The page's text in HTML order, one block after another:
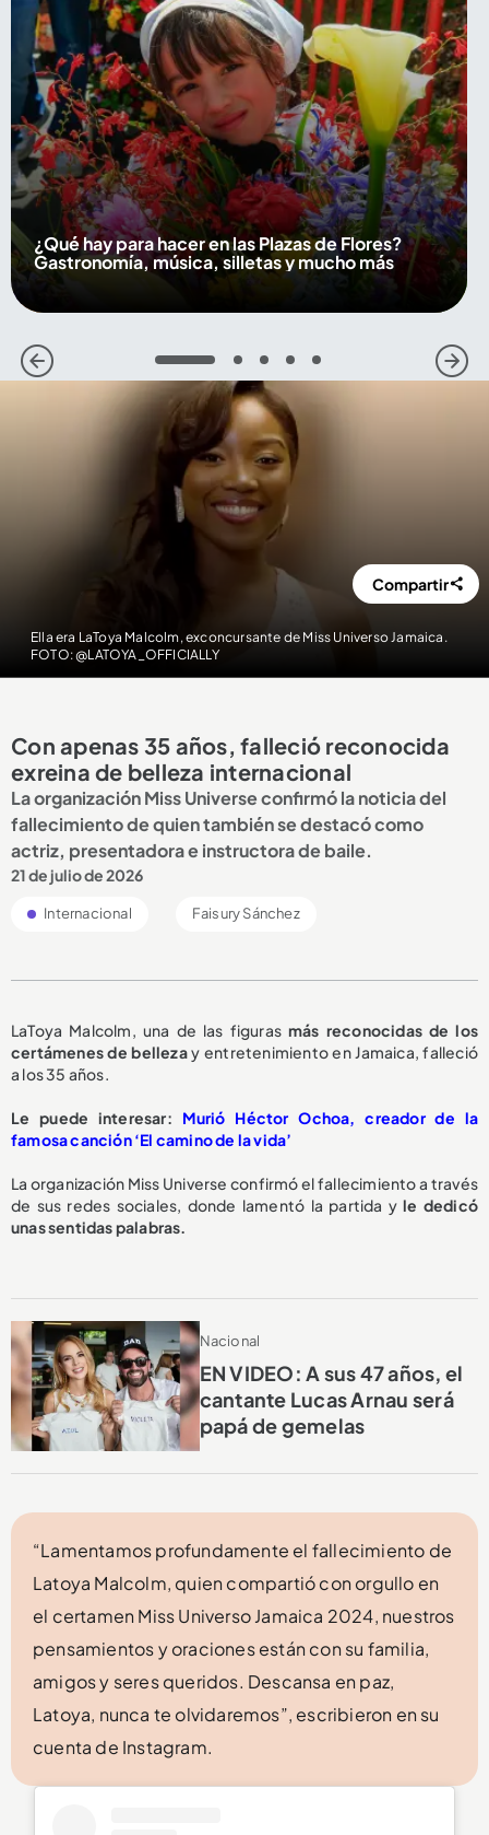
¿Qué hay para hacer en las Plazas de Flores?
Gastronomía, música, silletas y mucho más
1 2 3 4 5
Ella era LaToya Malcolm, exconcursante de Miss Universo Jamaica.
FOTO: @LATOYA_OFFICIALLY
Compartir
Con apenas 35 años, falleció reconocida
exreina de belleza internacional
La organización Miss Universe confirmó la noticia del
fallecimiento de quien también se destacó como
actriz, presentadora e instructora de baile.
21 de julio de 2026
Internacional Faisury Sánchez
LaToya Malcolm, una de las figurasmás reconocidas de los
certámenes de bellezay entretenimiento en Jamaica, falleció
a los 35 años.
Le puede interesar: Murió Héctor Ochoa, creador de la
famosa canción ‘El camino de la vida’
La organización Miss Universe confirmó el fallecimiento a través
de sus redes sociales, donde lamentó la partida yle dedicó
unas sentidas palabras.
Nacional
EN VIDEO: A sus 47 años, el
cantante Lucas Arnau será
papá de gemelas
“Lamentamos profundamente el fallecimiento de
Latoya Malcolm, quien compartió con orgullo en
el certamen Miss Universo Jamaica 2024, nuestros
pensamientos y oraciones están con su familia,
amigos y seres queridos. Descansa en paz,
Latoya, nunca te olvidaremos”, escribieron en su
cuenta de Instagram.